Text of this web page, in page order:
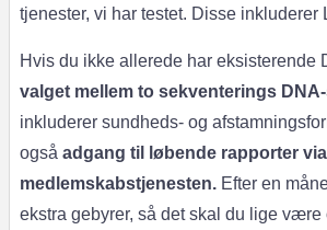
tjenester, vi har testet. Disse inkluderer
Hvis du ikke allerede har eksisterende
valget mellem to sekventerings
inkluderer sundheds- og
ogsåadgang til løbende rapporter via
medlemskabstjenesten. Efter en
ekstra gebyrer, så det skal du lige